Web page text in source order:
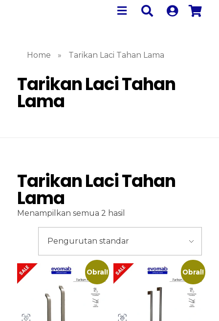
Home » Tarikan Laci Tahan Lama
Tarikan Laci Tahan
Lama
Tarikan Laci Tahan
Lama
Menampilkan semua 2 hasil
Obral! Obral!